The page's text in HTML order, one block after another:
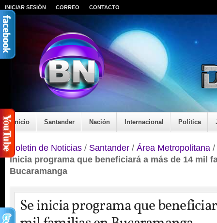
INICIAR SESIÓN CORREO CONTACTO
Inicio Santander Nación Internacional Política
Boletin de Noticias / Santander / Área Metropolitana /
inicia programa que beneficiará a más de 14 mil
Bucaramanga
Se inicia programa que